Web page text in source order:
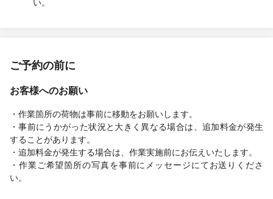
ご予約の前に
お客様へのお願い
・作業箇所の荷物は事前に移動をお願いします。
・事前にうかがった状況と大きく異なる場合は、追加料金が発生
することがあります。
・追加料金が発生する場合は、作業実施前にお伝えいたします。
・作業ご希望箇所の写真を事前にメッセージにてお送りくださ
い。